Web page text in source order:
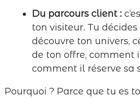
Du parcours client :
ton visiteur. Tu
découvre ton univers,
de ton offre, comment
comment il réserve sa
Pourquoi ? Parce que tu es